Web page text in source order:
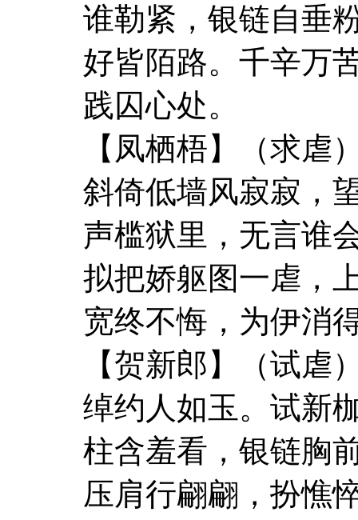
谁勒紧，银链自垂
好皆陌路。千辛万
践囚心处。
【凤栖梧】（求虐
斜倚低墙风寂寂，
声槛狱里，无言谁
拟把娇躯图一虐，
宽终不悔，为伊消
【贺新郎】（试虐
绰约人如玉。试新
柱含羞看，银链胸
压肩行翩翩，扮憔